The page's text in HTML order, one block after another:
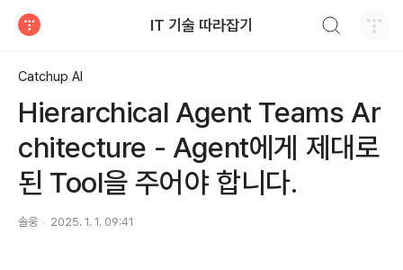
IT 기술 따라잡기
Catchup AI
Hierarchical Agent Teams Ar
chitecture - Agent에게 제대로
된 Tool을 주어야 합니다.
솔웅 2025. 1. 1. 09:41